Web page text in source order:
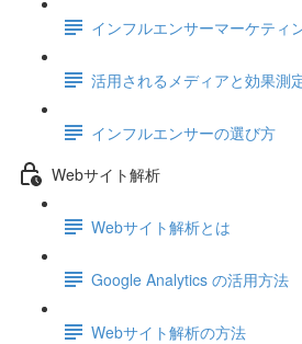
インフルエンサーマーケティ
活用されるメディアと効果測
インフルエンサーの選び方
Webサイト解析
Webサイト解析とは
Google Analytics の活用方法
Webサイト解析の方法